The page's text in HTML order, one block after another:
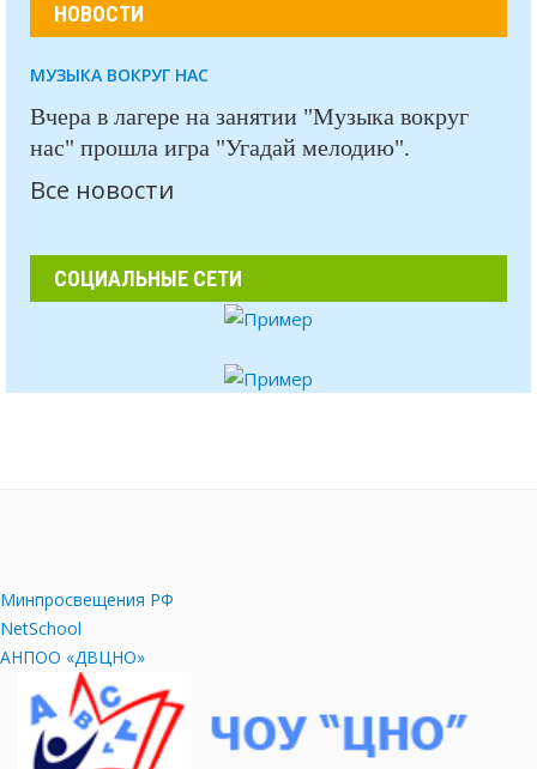
НОВОСТИ
МУЗЫКА ВОКРУГ НАС
Вчера в лагере на занятии "Музыка вокруг
нас" прошла игра "Угадай мелодию".
Все новости
СОЦИАЛЬНЫЕ СЕТИ
Минпросвещения РФ
NetSchool
АНПОО «ДВЦНО»